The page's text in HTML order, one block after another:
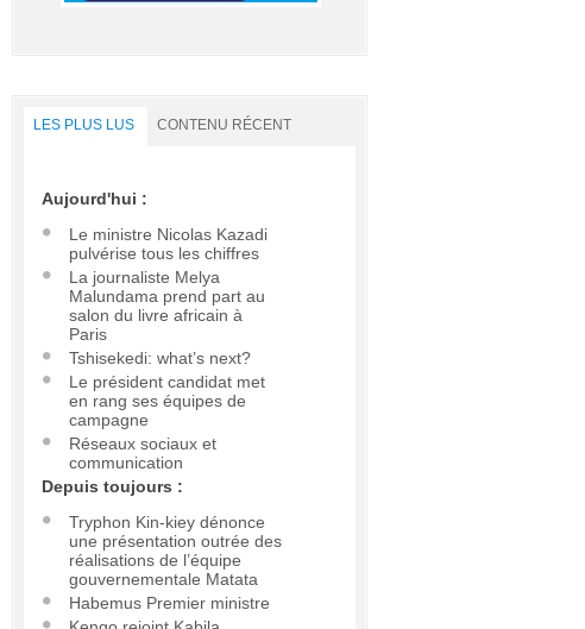
LES PLUS LUS CONTENU RÉCENT
Aujourd'hui :
Le ministre Nicolas Kazadi
pulvérise tous les chiffres
La journaliste Melya
Malundama prend part au
salon du livre africain à
Paris
Tshisekedi: what’s next?
Le président candidat met
en rang ses équipes de
campagne
Réseaux sociaux et
communication
Depuis toujours :
Tryphon Kin-kiey dénonce
une présentation outrée des
réalisations de l’équipe
gouvernementale Matata
Habemus Premier ministre